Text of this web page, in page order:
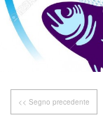
<< Segno precedente